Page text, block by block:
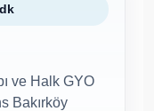
ve Halk GYO
Bakırköy